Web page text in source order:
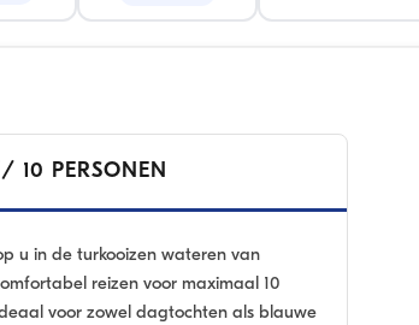
10 PERSONEN
u in de turkooizen wateren van
reizen voor maximaal 10
voor zowel dagtochten als blauwe